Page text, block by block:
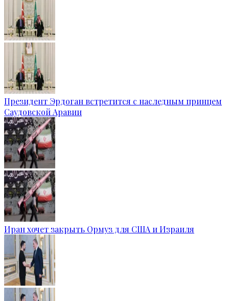
Президент Эрдоган встретится с наследным принцем
Саудовской Аравии
Иран хочет закрыть Ормуз для США и Израиля